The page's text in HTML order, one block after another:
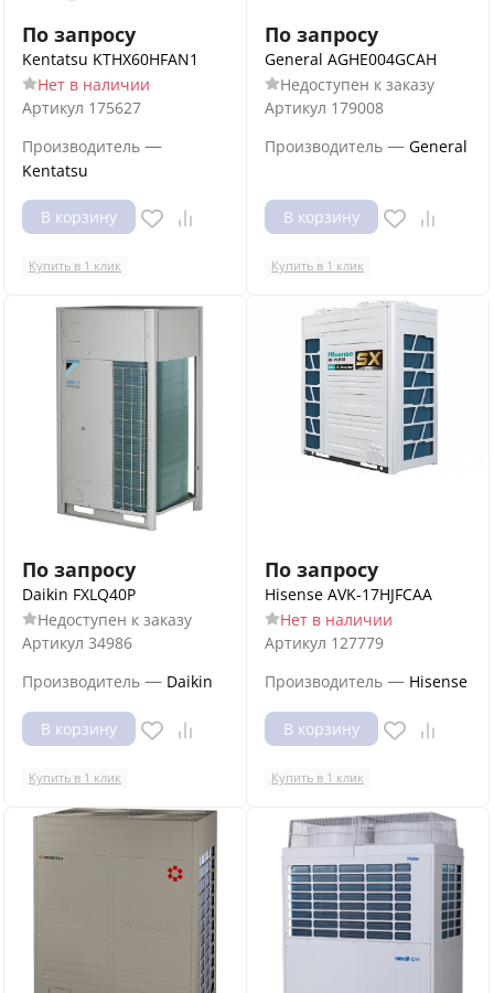
По запросу
Kentatsu KTHX60HFAN1
Нет в наличии
Артикул 175627
Производитель —
Kentatsu
В корзину
Купить в 1 клик
По запросу
General AGHE004GCAH
Недоступен к заказу
Артикул 179008
Производитель — General
В корзину
Купить в 1 клик
По запросу
Daikin FXLQ40P
Недоступен к заказу
Артикул 34986
Производитель — Daikin
В корзину
Купить в 1 клик
По запросу
Hisense AVK-17HJFCAA
Нет в наличии
Артикул 127779
Производитель — Hisense
В корзину
Купить в 1 клик